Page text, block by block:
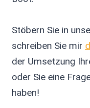
Stöbern Sie in
schreiben Sie mir
der Umsetzung
oder Sie eine
haben!